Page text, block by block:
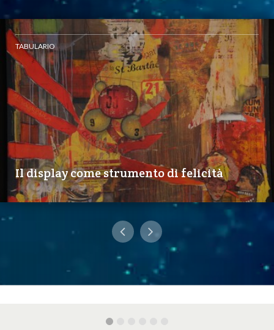
TABULARIO
Il display come strumento di felicità